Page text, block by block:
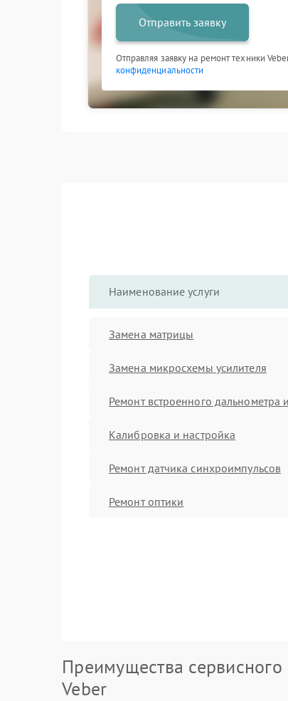
Отправить заявку
Отправляя заявку на ремонт техники
конфиденциальности
Наименование услуги
Замена матрицы
Замена микросхемы усилителя
Ремонт встроенного дальнометра
Калибровка и настройка
Ремонт датчика синхроимпульсов
Ремонт оптики
Преимущества сервисного
Veber